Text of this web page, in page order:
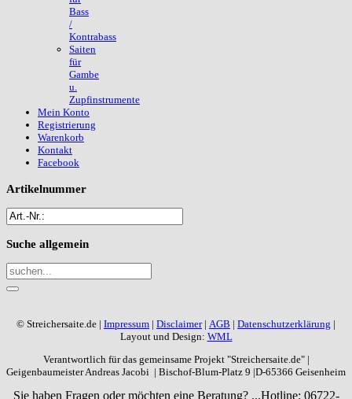
Bass
/
Kontrabass
Saiten
für
Gambe
u.
Zupfinstrumente
Mein Konto
Registrierung
Warenkorb
Kontakt
Facebook
Artikelnummer
Suche allgemein
© Streichersaite.de | Impressum | Disclaimer| AGB | Datenschutzerklärung |
Layout und Design: WML
Verantwortlich für das gemeinsame Projekt "Streichersaite.de" |
Geigenbaumeister Andreas Jacobi | Bischof-Blum-Platz 9 |D-65366 Geisenheim
Sie haben Fragen oder möchten eine Beratung? ...Hotline: 06722-